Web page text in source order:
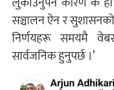
सञ्चालन ऐन र
निर्णयहरू समयमै
सार्वजनिक हुनुपर्छ ।’